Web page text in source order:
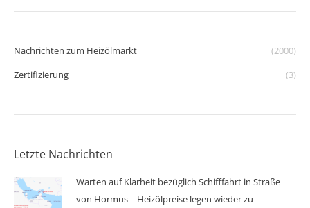
Nachrichten zum Heizölmarkt
(2000)
Zertifizierung
(3)
Letzte Nachrichten
Warten auf Klarheit bezüglich Schifffahrt in Straße
von Hormus – Heizölpreise legen wieder zu